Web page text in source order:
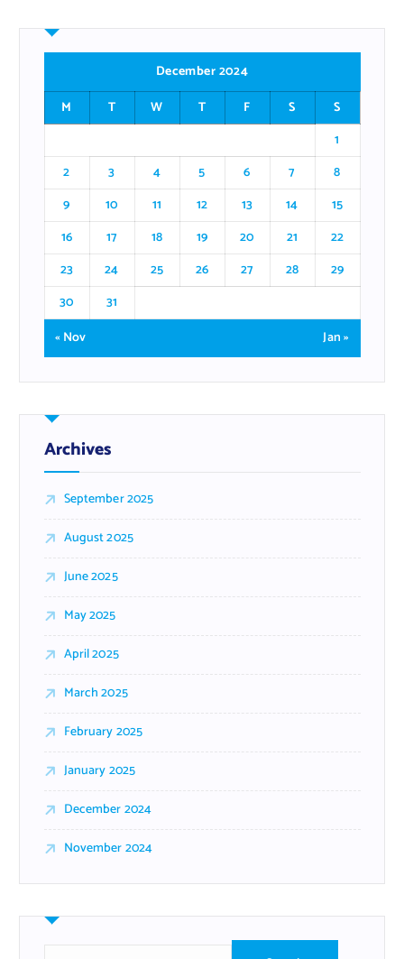
December 2024
M
T W T F S
S
1
2
3 4 5 6 7
8
9
10 11 12 13 14
15
16
17 18 19 20 21
22
23
24 25 26 27 28
29
30
31
« Nov
Jan »
Archives
September 2025
August 2025
June 2025
May 2025
April 2025
March 2025
February 2025
January 2025
December 2024
November 2024